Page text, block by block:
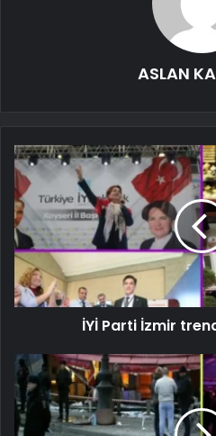
ASLAN
İYİ Parti İzmir